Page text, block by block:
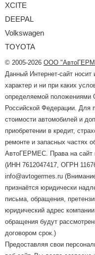
XCITE
DEEPAL
Volkswagen
TOYOTA
© 2005-2026 ООО
Данный Интернет-сайт
характер и ни при каких
определяемой положениями
Российской Федерации. Для
стоимости автомобилей и
приобретении в кредит,
ремонте и запасных частях
АвтоГЕРМЕС. Права на
(ИНН 7612047417, ОГРН
info@avtogermes.ru
признаётся юридически
письма, обращения,
юридический адрес
обращения будут
договором срок.)
Предоставляя свои